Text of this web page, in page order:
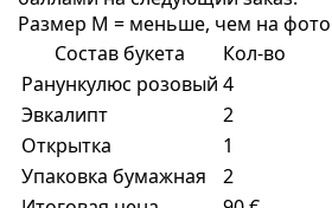
Размер M = меньше, чем на фото
Состав букета
Кол-во
Ранункулюс розовый 4
Эвкалипт
2
Открытка
1
Упаковка бумажная
2